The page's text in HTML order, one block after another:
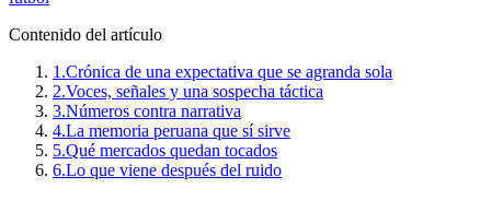
Contenido del artículo
1.Crónica de una expectativa que se agranda sola
2.Voces, señales y una sospecha táctica
3.Números contra narrativa
4.La memoria peruana que sí sirve
5.Qué mercados quedan tocados
6.Lo que viene después del ruido